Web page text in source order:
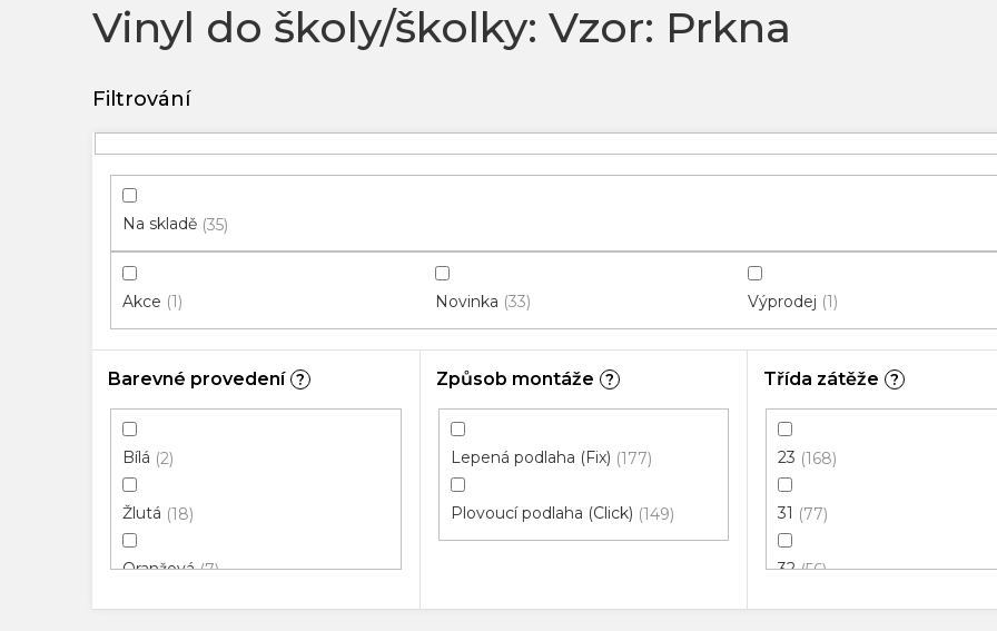
Vinyl do školy/školky: Vzor: Prkna
Na skladě 35
Akce 1 Novinka 33 Výprodej 1
Barevné provedení ?
Bílá 2
Žlutá 18
Oranžová 7
Způsob montáže ?
Lepená podlaha (Fix) 177
Plovoucí podlaha (Click) 149
Třída zátěže ?
23 168
31 77
32 56
ý
p
i